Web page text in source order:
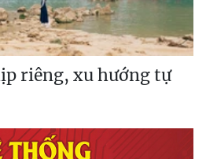
riêng, xu hướng tự